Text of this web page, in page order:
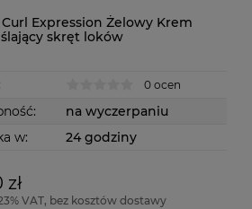
Curl Expression Żelowy Krem
skręt loków
0 ocen
na wyczerpaniu
w:
24 godziny
VAT, bez kosztów dostawy